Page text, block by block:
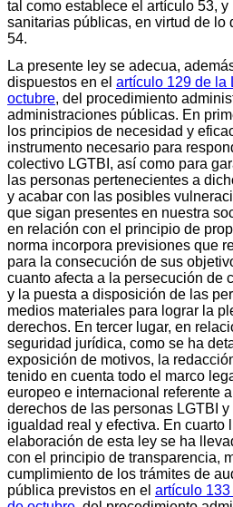
tal como establece el artículo 53,
sanitarias públicas, en virtud de lo
54.
La presente ley se adecua,
dispuestos en el artículo 129 de la
octubre, del procedimiento
administraciones públicas. En
los principios de necesidad y
instrumento necesario para
colectivo LGTBI, así como para
las personas pertenecientes a
y acabar con las posibles
que sigan presentes en nuestra
en relación con el principio de
norma incorpora previsiones que
para la consecución de sus
cuanto afecta a la persecución de
y la puesta a disposición de las
medios materiales para lograr la
derechos. En tercer lugar, en
seguridad jurídica, como se ha
exposición de motivos, la
tenido en cuenta todo el marco
europeo e internacional referente
derechos de las personas LGTBI
igualdad real y efectiva. En cuarto
elaboración de esta ley se ha
con el principio de transparencia,
cumplimiento de los trámites de
pública previstos en el artículo